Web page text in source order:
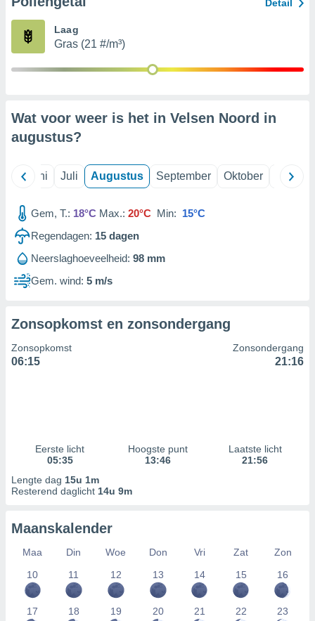
partners
Detail
Laag
Gras (21 #/m³)
Wat voor weer is het in Velsen Noord in
augustus?
Juni Juli Augustus September Oktober
Gem, T.: 18°C Max.: 20°C Min: 15°C
Regendagen: 15 dagen
Neerslaghoeveelheid: 98 mm
Gem. wind: 5 m/s
Zonsopkomst en zonsondergang
Zonsopkomst
06:15
Zonsondergang
21:16
Eerste licht
05:35
Hoogste punt
13:46
Laatste licht
21:56
Lengte dag 15u 1m
Resterend daglicht 14u 9m
Maanskalender
Maa Din Woe Don Vri Zat
Zon
10
11 12 13 14 15 16
17 18 19 20 21 22 23